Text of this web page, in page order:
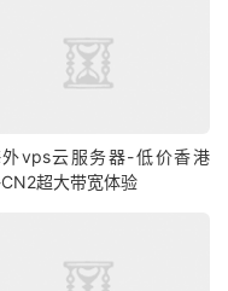
外vps云服务器-低价香港
超大带宽体验